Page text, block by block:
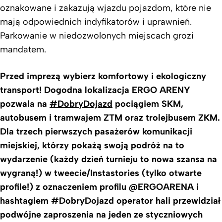
oznakowane i zakazują wjazdu pojazdom, które nie
mają odpowiednich indyfikatorów i uprawnień.
Parkowanie w niedozwolonych miejscach grozi
mandatem.
Przed imprezą wybierz komfortowy i ekologiczny
transport! Dogodna lokalizacja ERGO ARENY
pozwala na #DobryDojazd pociągiem SKM,
autobusem i tramwajem ZTM oraz trolejbusem ZKM.
Dla trzech pierwszych pasażerów komunikacji
miejskiej, którzy pokażą swoją podróż na to
wydarzenie (każdy dzień turnieju to nowa szansa na
wygraną!) w tweecie/Instastories (tylko otwarte
profile!) z oznaczeniem profilu @ERGOARENA i
hashtagiem #DobryDojazd operator hali przewidział
podwójne zaproszenia na jeden ze styczniowych